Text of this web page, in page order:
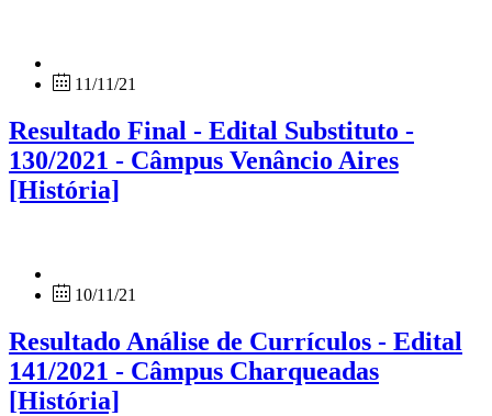
11/11/21
Resultado Final - Edital Substituto -
130/2021 - Câmpus Venâncio Aires
[História]
10/11/21
Resultado Análise de Currículos - Edital
141/2021 - Câmpus Charqueadas
[História]